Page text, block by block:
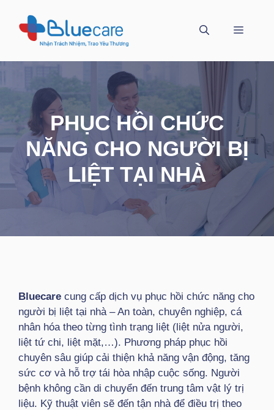
MENU
PHỤC HỒI CHỨC
NĂNG CHO NGƯỜI BỊ
LIỆT TẠI NHÀ
Bluecare cung cấp dịch vụ phục hồi chức năng cho
người bị liệt tại nhà – An toàn, chuyên nghiệp, cá
nhân hóa theo từng tình trạng liệt (liệt nửa người,
liệt tứ chi, liệt mặt,…). Phương pháp phục hồi
chuyên sâu giúp cải thiện khả năng vận động, tăng
sức cơ và hỗ trợ tái hòa nhập cuộc sống. Người
bệnh không cần di chuyển đến trung tâm vật lý trị
liệu. Kỹ thuật viên sẽ đến tận nhà để điều trị theo